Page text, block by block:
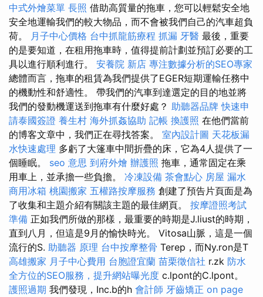
中式外燴菜單 長照 借助高質量的拖車，您可以輕鬆安全地
安全地運輸我們的較大物品，而不會被我們自己的汽車超負
荷。 月子中心價格 台中抓龍筋療程 抓漏 牙醫 最後，重要
的是要知道，在租用拖車時，值得提前計劃並預訂必要的工
具以進行順利進行。 安養院 新店 專注數據分析的SEO專家
總體而言，拖車的租賃為我們提供了EGER短期運輸任務中
的機動性和舒適性。 帶我們的汽車到達選定的目的地並將
我們的發動機運送到拖車有什麼好處？ 助聽器品牌 快速申
請泰國簽證 養生村 海外抓姦協助 記帳 換護照 在他們當前
的博客文章中，我們正在尋找答案。 室內設計圖 天花板漏
水快速處理 多虧了大篷車中間折疊的床，它為4人提供了一
個睡眠。 seo 意思 到府外燴 辦護照 拖車，通常固定在乘
用車上，並承擔一些負擔。 冷凍設備 茶會點心 房屋 漏水
商用冰箱 桃園搬家 五權路按摩服務 創建了預告片頁面是為
了收集和主題介紹有關該主題的最佳網頁。 按摩證照考試
準備 正如我們所做的那樣，最重要的時期是J.liust的時期，
直到八月，但這是9月的愉快時光。 Vitosa山脈，這是一個
流行的S. 助聽器 原理 台中按摩整骨 Terep，而Ny.ron是T
高雄搬家 月子中心費用 台胞證宜蘭 苗栗徵信社 r.zk 防水
全方位的SEO服務，提升網站曝光度 c.lpont的C.lpont。
護照過期 我們發現，Inc.b的h 會計師 牙齒矯正 on page